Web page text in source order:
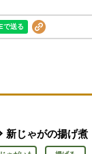
新じゃがの揚げ煮